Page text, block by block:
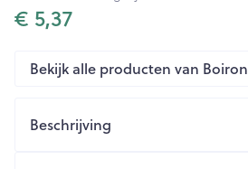
€ 5,37
Bekijk alle producten van Boiron
Beschrijving